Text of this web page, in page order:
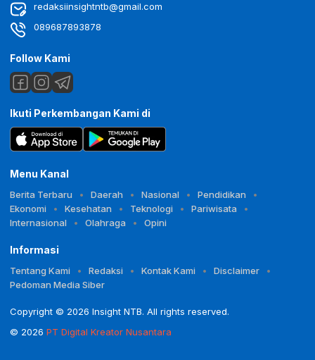
redaksiinsightntb@gmail.com
089687893878
Follow Kami
Ikuti Perkembangan Kami di
Menu Kanal
Berita Terbaru Daerah Nasional
Pendidikan
Ekonomi
Kesehatan Teknologi
Pariwisata
Internasional
Olahraga Opini
Informasi
Tentang Kami Redaksi Kontak Kami
Disclaimer
Pedoman Media Siber
Copyright © 2026 Insight NTB. All rights reserved.
© 2026 PT Digital Kreator Nusantara